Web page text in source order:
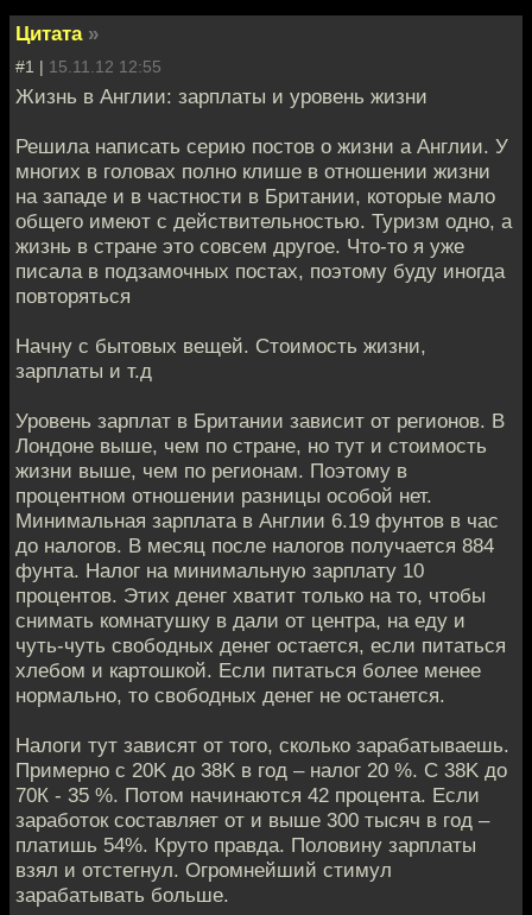
Цитата »
#1 | 15.11.12 12:55
Жизнь в Англии: зарплаты и уровень жизни
Решила написать серию постов о жизни а Англии. У
многих в головах полно клише в отношении жизни
на западе и в частности в Британии, которые мало
общего имеют с действительностью. Туризм одно, а
жизнь в стране это совсем другое. Что-то я уже
писала в подзамочных постах, поэтому буду иногда
повторяться
Начну с бытовых вещей. Стоимость жизни,
зарплаты и т.д
Уровень зарплат в Британии зависит от регионов. В
Лондоне выше, чем по стране, но тут и стоимость
жизни выше, чем по регионам. Поэтому в
процентном отношении разницы особой нет.
Минимальная зарплата в Англии 6.19 фунтов в час
до налогов. В месяц после налогов получается 884
фунта. Налог на минимальную зарплату 10
процентов. Этих денег хватит только на то, чтобы
снимать комнатушку в дали от центра, на еду и
чуть-чуть свободных денег остается, если питаться
хлебом и картошкой. Если питаться более менее
нормально, то свободных денег не останется.
Налоги тут зависят от того, сколько зарабатываешь.
Примерно с 20K до 38K в год – налог 20 %. C 38K до
70К - 35 %. Потом начинаются 42 процента. Если
заработок составляет от и выше 300 тысяч в год –
платишь 54%. Круто правда. Половину зарплаты
взял и отстегнул. Огромнейший стимул
зарабатывать больше.